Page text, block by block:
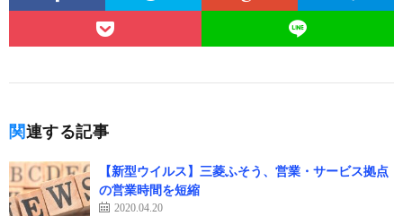
関連する記事
【新型ウイルス】三菱ふそう、営業・サービス拠点
の営業時間を短縮
2020.04.20